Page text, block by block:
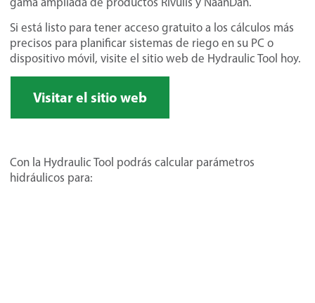
Si está listo para tener acceso gratuito a los cálculos más
precisos para planificar sistemas de riego en su PC o
dispositivo móvil, visite el sitio web de Hydraulic Tool hoy.
Visitar el sitio web
Con la Hydraulic Tool podrás calcular parámetros
hidráulicos para: